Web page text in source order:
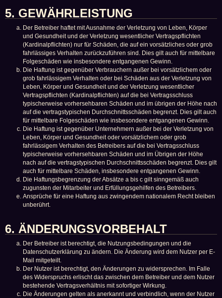
5. GEWÄHRLEISTUNG
Der Betreiber haftet mit Ausnahme der Verletzung von Leben, Körper
und Gesundheit und der Verletzung wesentlicher Vertragspflichten
(Kardinalpflichten) nur für Schäden, die auf ein vorsätzliches oder grob
fahrlässiges Verhalten zurückzuführen sind. Dies gilt auch für mittelbare
Folgeschäden wie insbesondere entgangenen Gewinn.
Die Haftung ist gegenüber Verbrauchern außer bei vorsätzlichem oder
grob fahrlässigem Verhalten oder bei Schäden aus der Verletzung von
Leben, Körper und Gesundheit und der Verletzung wesentlicher
Vertragspflichten (Kardinalpflichten) auf die bei Vertragsschluss
typischerweise vorhersehbaren Schäden und im übrigen der Höhe nach
auf die vertragstypischen Durchschnittsschäden begrenzt. Dies gilt auch
für mittelbare Folgeschäden wie insbesondere entgangenen Gewinn.
Die Haftung ist gegenüber Unternehmern außer bei der Verletzung von
Leben, Körper und Gesundheit oder vorsätzlichem oder grob
fahrlässigem Verhalten des Betreibers auf die bei Vertragsschluss
typischerweise vorhersehbaren Schäden und im Übrigen der Höhe
nach auf die vertragstypischen Durchschnittsschäden begrenzt. Dies gilt
auch für mittelbare Schäden, insbesondere entgangenen Gewinn.
Die Haftungsbegrenzung der Absätze a bis c gilt sinngemäß auch
zugunsten der Mitarbeiter und Erfüllungsgehilfen des Betreibers.
Ansprüche für eine Haftung aus zwingendem nationalem Recht bleiben
unberührt.
6. ÄNDERUNGSVORBEHALT
Der Betreiber ist berechtigt, die Nutzungsbedingungen und die
Datenschutzerklärung zu ändern. Die Änderung wird dem Nutzer per E-
Mail mitgeteilt.
Der Nutzer ist berechtigt, den Änderungen zu widersprechen. Im Falle
des Widerspruchs erlischt das zwischen dem Betreiber und dem Nutzer
bestehende Vertragsverhältnis mit sofortiger Wirkung.
Die Änderungen gelten als anerkannt und verbindlich, wenn der Nutzer